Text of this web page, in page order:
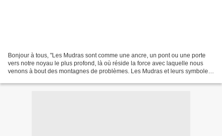
Bonjour à tous, "Les Mudras sont comme une ancre, un pont ou une porte
vers notre noyau le plus profond, là où réside la force avec laquelle nous
venons à bout des montagnes de problèmes. Les Mudras et leurs symboles